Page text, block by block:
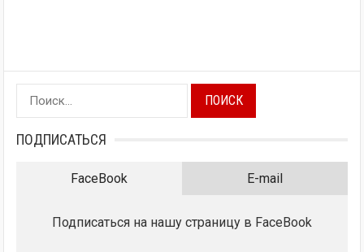
Найти:
ПОДПИСАТЬСЯ
FaceBook E-mail
Подписаться на нашу страницу в FaceBook